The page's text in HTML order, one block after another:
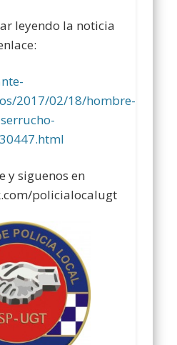
leyendo la noticia
2017/02/18/hombre-
y siguenos en
policialocalugt